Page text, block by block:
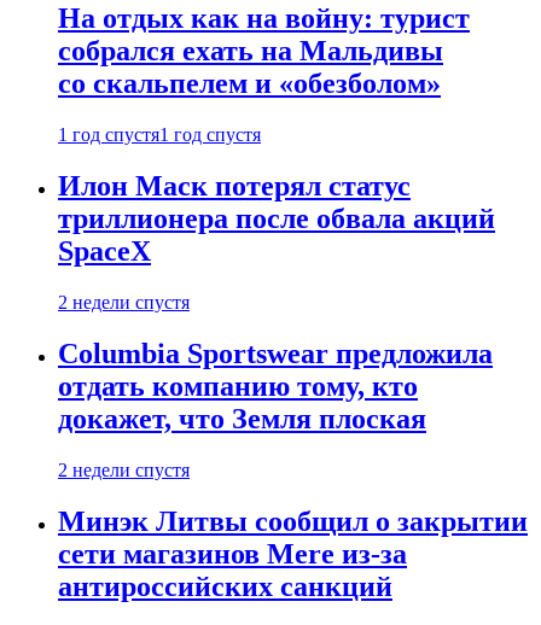
На отдых как на войну: турист
собрался ехать на Мальдивы
со скальпелем и «обезболом»
1 год спустя1 год спустя
Илон Маск потерял статус
триллионера после обвала акций
SpaceX
2 недели спустя
Columbia Sportswear предложила
отдать компанию тому, кто
докажет, что Земля плоская
2 недели спустя
Минэк Литвы сообщил о закрытии
сети магазинов Mere из-за
антироссийских санкций